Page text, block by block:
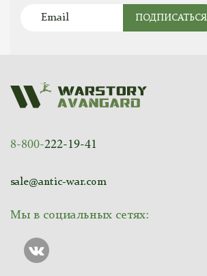
ПОДПИСАТЬСЯ
8-800-222-19-41
sale@antic-war.com
Мы в социальных сетях: